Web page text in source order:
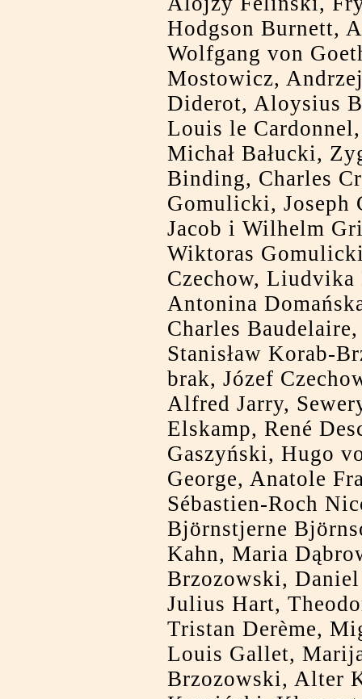
Hodgson Burnett,
Wolfgang von
Mostowicz,
Diderot, Aloysius
Louis le
Michał Bałucki,
Binding, Charles
Gomulicki, Joseph
Jacob i Wilhelm
Wiktoras
Czechow,
Antonina
Charles
Stanisław Korab-
brak, Józef
Alfred Jarry,
Elskamp, René
Gaszyński, Hugo
George, Anatole
Sébastien-Roch
Björnstjerne
Kahn, Maria
Brzozowski,
Julius Hart,
Tristan Derème,
Louis Gallet,
Brzozowski, Alter